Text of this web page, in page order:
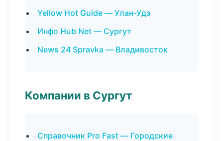
Yellow Hot Guide — Улан-Удэ
Инфо Hub Net — Сургут
News 24 Spravka — Владивосток
Компании в Сургут
Справочник Pro Fast — Городские